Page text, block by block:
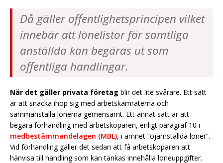
Då gäller offentlighetsprincipen vilket
innebär att lönelistor för samtliga
anställda kan begäras ut som
offentliga handlingar.
När det gäller privata företag blir det lite svårare. Ett sätt
är att snacka ihop sig med arbetskamraterna och
sammanställa lönerna gemensamt. Ett annat sätt är att
begära förhandling med arbetsköparen, enligt paragraf 10 i
medbestämmandelagen (MBL), i ämnet ”ojämställda löner”.
Vid förhandling gäller det sedan att få arbetsköparen att
hänvisa till handling som kan tänkas innehålla löneuppgifter.